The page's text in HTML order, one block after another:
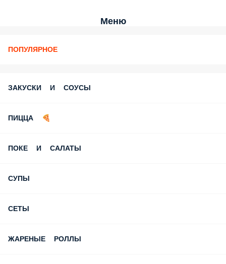
Меню
ПОПУЛЯРНОЕ
ЗАКУСКИ И СОУСЫ
ПИЦЦА 🍕
ПОКЕ И САЛАТЫ
СУПЫ
СЕТЫ
ЖАРЕНЫЕ РОЛЛЫ